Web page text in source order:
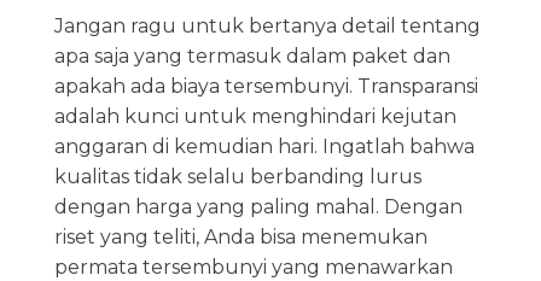
Jangan ragu untuk bertanya detail tentang
apa saja yang termasuk dalam paket dan
apakah ada biaya tersembunyi. Transparansi
adalah kunci untuk menghindari kejutan
anggaran di kemudian hari. Ingatlah bahwa
kualitas tidak selalu berbanding lurus
dengan harga yang paling mahal. Dengan
riset yang teliti, Anda bisa menemukan
permata tersembunyi yang menawarkan